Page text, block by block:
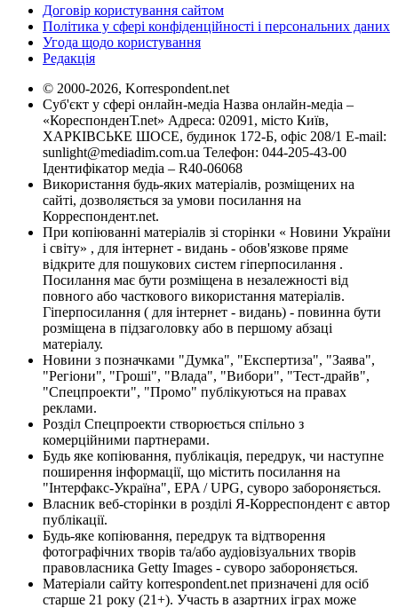
Договір користування сайтом
Політика у сфері конфіденційності і персональних даних
Угода щодо користування
Редакція
© 2000-2026, Korrespondent.net
Суб'єкт у сфері онлайн-медіа Назва онлайн-медіа –
«КореспонденТ.net» Адреса: 02091, місто Київ,
ХАРКІВСЬКЕ ШОСЕ, будинок 172-Б, офіс 208/1 E-mail:
sunlight@mediadim.com.ua Телефон: 044-205-43-00
Ідентифікатор медіа – R40-06068
Використання будь-яких матеріалів, розміщених на
сайті, дозволяється за умови посилання на
Корреспондент.net.
При копіюванні матеріалів зі сторінки « Новини України
і світу» , для інтернет - видань - обов'язкове пряме
відкрите для пошукових систем гіперпосилання .
Посилання має бути розміщена в незалежності від
повного або часткового використання матеріалів.
Гіперпосилання ( для інтернет - видань) - повинна бути
розміщена в підзаголовку або в першому абзаці
матеріалу.
Новини з позначками "Думка", "Експертиза", "Заява",
"Регіони", "Гроші", "Влада", "Вибори", "Тест-драйв",
"Спецпроекти", "Промо" публікуються на правах
реклами.
Розділ Спецпроекти створюється спільно з
комерційними партнерами.
Будь яке копіювання, публікація, передрук, чи наступне
поширення інформації, що містить посилання на
"Інтерфакс-Україна", EPA / UPG, суворо забороняється.
Власник веб-сторінки в розділі Я-Корреспондент є автор
публікації.
Будь-яке копіювання, передрук та відтворення
фотографічних творів та/або аудіовізуальних творів
правовласника Getty Images - суворо забороняється.
Матеріали сайту korrespondent.net призначені для осіб
старше 21 року (21+). Участь в азартних іграх може